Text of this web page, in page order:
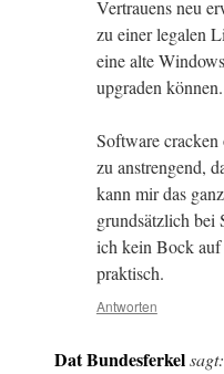
Vertrauens neu
zu einer legalen
eine alte
upgraden können.
Software
zu anstrengend,
kann mir das
grundsätzlich bei
ich kein Bock auf
praktisch.
Antworten
Dat Bundesferkel sagt: